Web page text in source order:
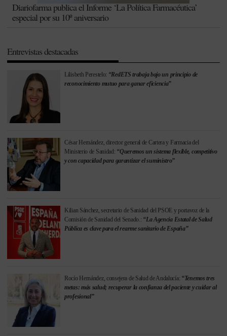
Diariofarma publica el Informe ‘La Política Farmacéutica’
especial por su 10º aniversario
Entrevistas destacadas
Lilisbeth Perestelo: “RedETS trabaja bajo un principio de
reconocimiento mutuo para ganar eficiencia”
César Hernández, director general de Cartera y Farmacia del
Ministerio de Sanidad: “Queremos un sistema flexible, competitivo
y con capacidad para garantizar el suministro”
Kilian Sánchez, secretario de Sanidad del PSOE y portavoz de la
Comisión de Sanidad del Senado.: “La Agencia Estatal de Salud
Pública es clave para el rearme sanitario de España”
Rocío Hernández, consejera de Salud de Andalucía: “Tenemos tres
metas: más salud; recuperar la confianza del paciente y cuidar al
profesional”